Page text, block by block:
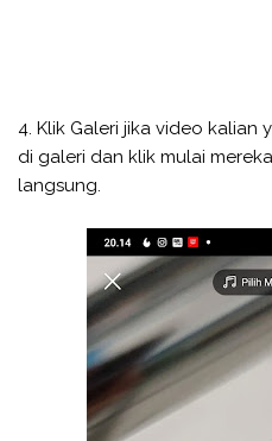
4. Klik Galeri jika video
di galeri dan klik mulai
langsung.